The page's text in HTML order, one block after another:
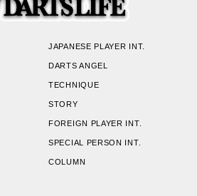
JAPANESE PLAYER INT.
DARTS ANGEL
TECHNIQUE
STORY
FOREIGN PLAYER INT.
SPECIAL PERSON INT.
COLUMN